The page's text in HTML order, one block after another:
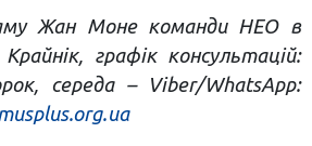
Жан Моне команди НЕО в
графік консультацій:
середа – Viber/WhatsApp: